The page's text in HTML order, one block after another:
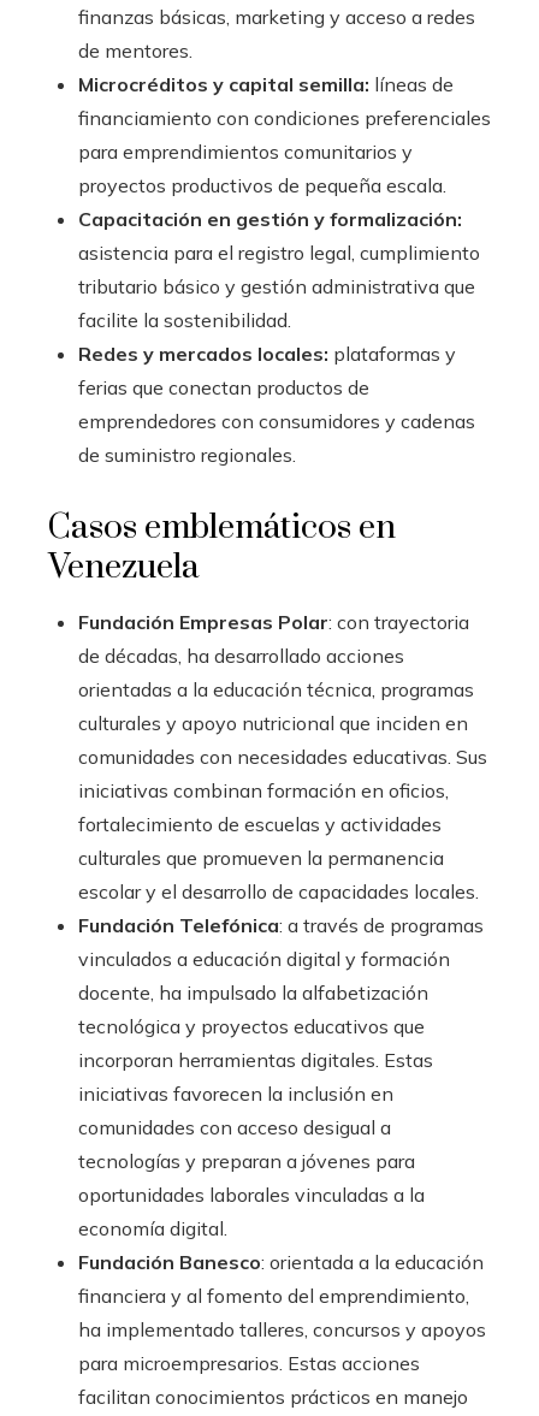
finanzas básicas, marketing y acceso a redes
de mentores.
Microcréditos y capital semilla: líneas de
financiamiento con condiciones preferenciales
para emprendimientos comunitarios y
proyectos productivos de pequeña escala.
Capacitación en gestión y formalización:
asistencia para el registro legal, cumplimiento
tributario básico y gestión administrativa que
facilite la sostenibilidad.
Redes y mercados locales: plataformas y
ferias que conectan productos de
emprendedores con consumidores y cadenas
de suministro regionales.
Casos emblemáticos en
Venezuela
Fundación Empresas Polar: con trayectoria
de décadas, ha desarrollado acciones
orientadas a la educación técnica, programas
culturales y apoyo nutricional que inciden en
comunidades con necesidades educativas. Sus
iniciativas combinan formación en oficios,
fortalecimiento de escuelas y actividades
culturales que promueven la permanencia
escolar y el desarrollo de capacidades locales.
Fundación Telefónica: a través de programas
vinculados a educación digital y formación
docente, ha impulsado la alfabetización
tecnológica y proyectos educativos que
incorporan herramientas digitales. Estas
iniciativas favorecen la inclusión en
comunidades con acceso desigual a
tecnologías y preparan a jóvenes para
oportunidades laborales vinculadas a la
economía digital.
Fundación Banesco: orientada a la educación
financiera y al fomento del emprendimiento,
ha implementado talleres, concursos y apoyos
para microempresarios. Estas acciones
facilitan conocimientos prácticos en manejo